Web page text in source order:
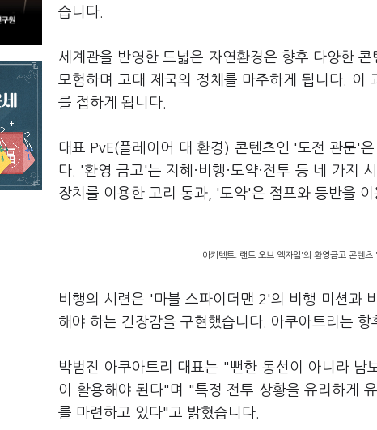
습니다.
세계관을 반영한 드넓은 자연환경은 향후 다양한
모험하며 고대 제국의 정체를 마주하게 됩니다. 이
를 접하게 됩니다.
대표 PvE(플레이어 대 환경) 콘텐츠인 '도전 관문'
다. '환영 금고'는 지혜·비행·도약·전투 등 네 가지
장치를 이용한 고리 통과, '도약'은 점프와 등반을 이
'아키텍트: 랜드 오브 엑자일'의 환영금고 콘텐
비행의 시련은 '마블 스파이더맨 2'의 비행 미션과
해야 하는 긴장감을 구현했습니다. 아쿠아트리는
박범진 아쿠아트리 대표는 "뻔한 동선이 아니라
이 활용해야 된다"며 "특정 전투 상황을 유리하게
를 마련하고 있다"고 밝혔습니다.